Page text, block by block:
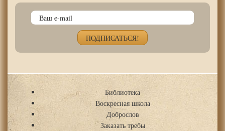
Библиотека
Воскресная школа
Доброслов
Заказать требы